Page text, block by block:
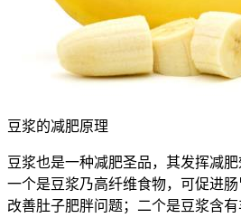
豆浆的减肥原理
豆浆也是一种减肥圣品，其发挥减肥
一个是豆浆乃高纤维食物，可促进肠
改善肚子肥胖问题；二个是豆浆含